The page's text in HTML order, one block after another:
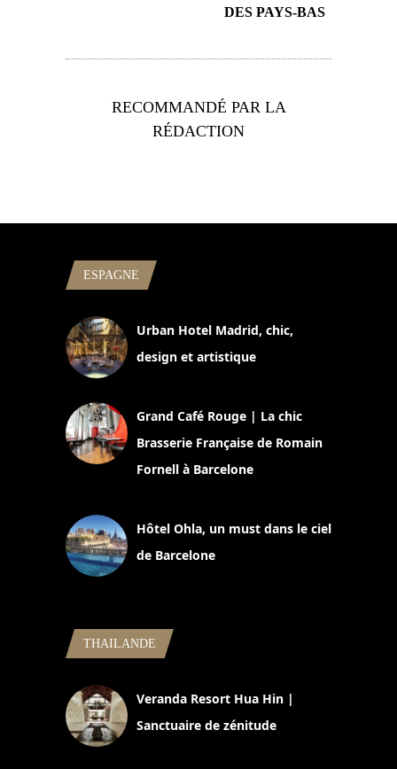
DES PAYS-BAS
RECOMMANDÉ PAR LA
RÉDACTION
ESPAGNE
Urban Hotel Madrid, chic,
design et artistique
Grand Café Rouge | La chic
Brasserie Française de Romain
Fornell à Barcelone
Hôtel Ohla, un must dans le ciel
de Barcelone
THAILANDE
Veranda Resort Hua Hin |
Sanctuaire de zénitude